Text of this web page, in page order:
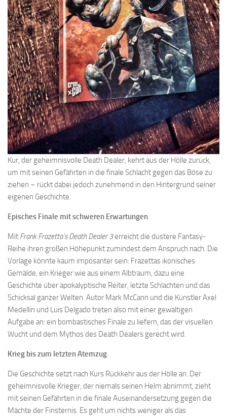
Kur, der geheimnisvolle Death Dealer, kehrt aus der Hölle zurück,
um mit seinen Gefährten in die finale Schlacht gegen das Böse zu
ziehen – rückt dabei jedoch zunehmend in den Hintergrund seiner
eigenen Geschichte.
Episches Finale mit schweren Erwartungen
Mit Frank Frazetta’s Death Dealer 3erreicht die düstere Fantasy-
Reihe ihren großen Höhepunkt zumindest dem Anspruch nach. Die
Vorlage könnte kaum imposanter sein: Frazettas ikonisches
Gemälde, ein Krieger wie aus einem Albtraum, dazu eine
Geschichte über apokalyptische Reiter, letzte Schlachten und das
Schicksal ganzer Welten. Autor Mark McCann und die Künstler Axel
Medellin und Luis Delgado treten also mit einer gewaltigen
Aufgabe an: ein bombastisches Finale zu liefern, das der visuellen
Wucht und dem Mythos des Death Dealers gerecht wird.
Krieg bis zum letzten Atemzug
Die Geschichte setzt nach Kurs Rückkehr aus der Hölle an. Der
geheimnisvolle Krieger, der niemals seinen Helm abnimmt, zieht
mit seinen Gefährten in die finale Auseinandersetzung gegen die
Mächte der Finsternis. Es geht um nichts weniger als das